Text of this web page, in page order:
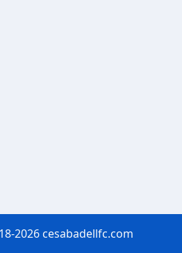
2026 cesabadellfc.com